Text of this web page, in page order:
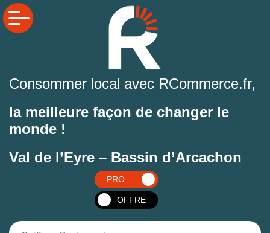
Consommer local avec RCommerce.fr,
la meilleure façon de changer le
monde !
Val de l’Eyre – Bassin d’Arcachon
PRO
OFFRE